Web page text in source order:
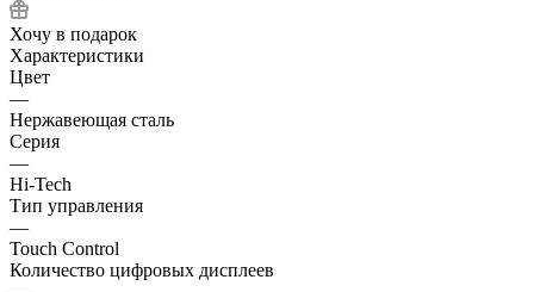
Хочу в подарок
Характеристики
Цвет
—
Нержавеющая сталь
Серия
—
Hi-Tech
Тип управления
—
Touch Control
Количество цифровых дисплеев